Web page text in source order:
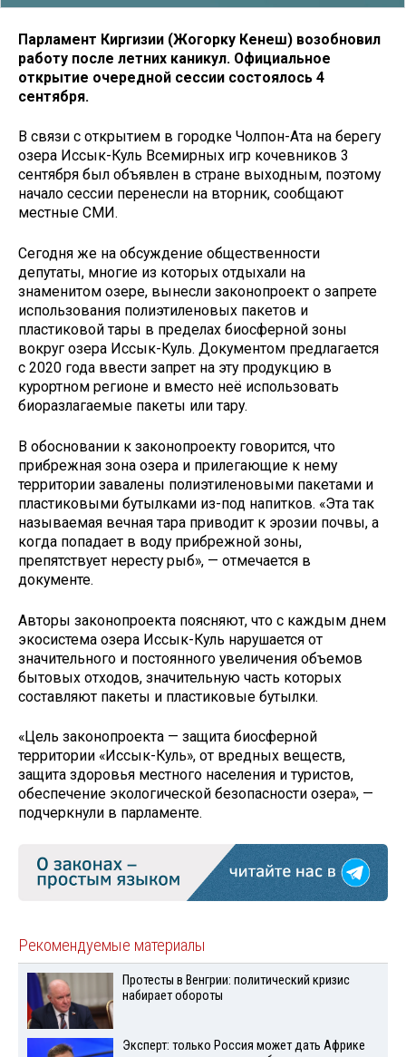
Парламент Киргизии (Жогорку Кенеш) возобновил
работу после летних каникул. Официальное
открытие очередной сессии состоялось 4
сентября.
В связи с открытием в городке Чолпон-Ата на берегу
озера Иссык-Куль Всемирных игр кочевников 3
сентября был объявлен в стране выходным, поэтому
начало сессии перенесли на вторник, сообщают
местные СМИ.
Сегодня же на обсуждение общественности
депутаты, многие из которых отдыхали на
знаменитом озере, вынесли законопроект о запрете
использования полиэтиленовых пакетов и
пластиковой тары в пределах биосферной зоны
вокруг озера Иссык-Куль. Документом предлагается
с 2020 года ввести запрет на эту продукцию в
курортном регионе и вместо неё использовать
биоразлагаемые пакеты или тару.
В обосновании к законопроекту говорится, что
прибрежная зона озера и прилегающие к нему
территории завалены полиэтиленовыми пакетами и
пластиковыми бутылками из-под напитков. «Эта так
называемая вечная тара приводит к эрозии почвы, а
когда попадает в воду прибрежной зоны,
препятствует нересту рыб», — отмечается в
документе.
Авторы законопроекта поясняют, что с каждым днем
экосистема озера Иссык-Куль нарушается от
значительного и постоянного увеличения объемов
бытовых отходов, значительную часть которых
составляют пакеты и пластиковые бутылки.
«Цель законопроекта — защита биосферной
территории «Иссык-Куль», от вредных веществ,
защита здоровья местного населения и туристов,
обеспечение экологической безопасности озера», —
подчеркнули в парламенте.
Рекомендуемые материалы
Протесты в Венгрии: политический кризис
набирает обороты
Эксперт: только Россия может дать Африке